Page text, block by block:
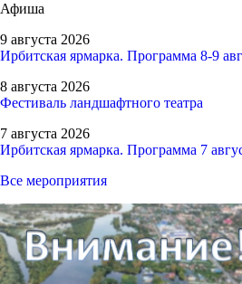
Афиша
9 августа 2026
Ирбитская ярмарка. Программа 8-9
8 августа 2026
Фестиваль ландшафтного театра
7 августа 2026
Ирбитская ярмарка. Программа 7
Все мероприятия